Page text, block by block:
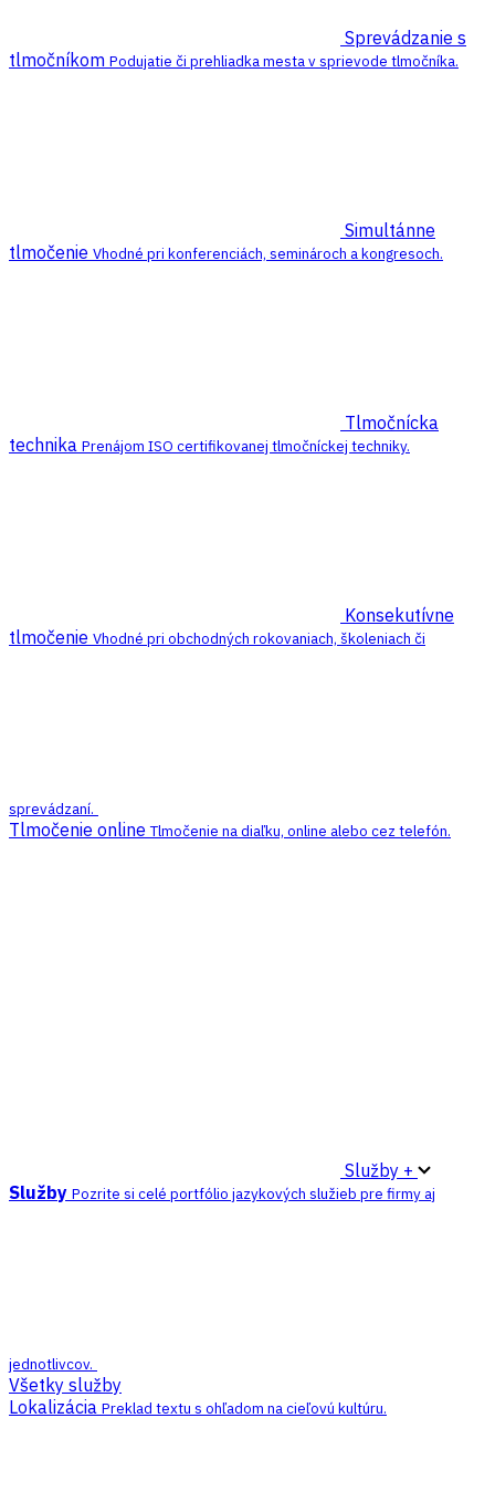
Sprevádzanie s
tlmočníkom Podujatie či prehliadka mesta v sprievode tlmočníka.
Simultánne
tlmočenie Vhodné pri konferenciách, seminároch a kongresoch.
Tlmočnícka
technika Prenájom ISO certifikovanej tlmočníckej techniky.
Konsekutívne
tlmočenie Vhodné pri obchodných rokovaniach, školeniach či
sprevádzaní.
Tlmočenie onlineTlmočenie na diaľku, online alebo cez telefón.
Služby +
Služby Pozrite si celé portfólio jazykových služieb pre firmy aj
jednotlivcov.
Všetky služby
Lokalizácia Preklad textu s ohľadom na cieľovú kultúru.